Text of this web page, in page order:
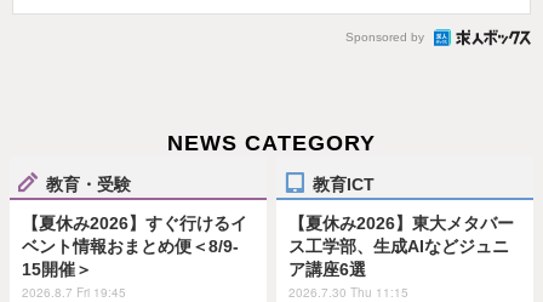
Sponsored by
NEWS CATEGORY
教育・受験
【夏休み2026】すぐ行けるイ
ベント情報おまとめ便＜8/9-
15開催＞
2026.8.7 Fri 19:45
教育ICT
【夏休み2026】東大メタバー
ス工学部、生成AIなどジュニ
ア講座6選
2026.7.30 Thu 11:15